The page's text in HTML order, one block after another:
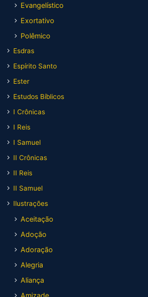
Evangelístico
Exortativo
Polêmico
Esdras
Espírito Santo
Ester
Estudos Bíblicos
I Crônicas
I Reis
I Samuel
II Crônicas
II Reis
II Samuel
Ilustrações
Aceitação
Adoção
Adoração
Alegria
Aliança
Amizade